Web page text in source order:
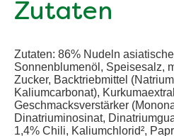
Zutaten
Zutaten: 86% Nudeln
Sonnenblumenöl, Speisesalz,
Zucker, Backtriebmittel
Kaliumcarbonat),
Geschmacksverstärker
Dinatriuminosinat,
1,4% Chili, Kaliumchlorid²,